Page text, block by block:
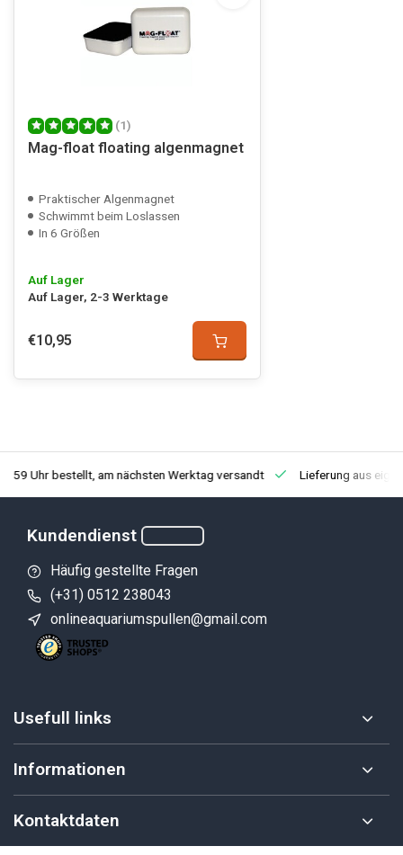
(1)
Mag-float floating algenmagnet
Praktischer Algenmagnet
Schwimmt beim Loslassen
In 6 Größen
Auf Lager
Auf Lager, 2-3 Werktage
€10,95
Uhr bestellt, am nächsten Werktag versandt Lieferung aus
Kundendienst
Häufig gestellte Fragen
(+31) 0512 238043
onlineaquariumspullen@gmail.com
Usefull links
Informationen
Kontaktdaten